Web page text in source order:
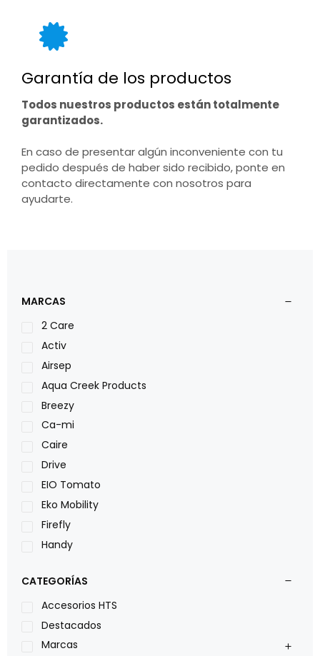
Garantía de los productos
Todos nuestros productos están totalmente
garantizados.
En caso de presentar algún inconveniente con tu
pedido después de haber sido recibido, ponte en
contacto directamente con nosotros para
ayudarte.
MARCAS
2 Care
Activ
Airsep
Aqua Creek Products
Breezy
Ca-mi
Caire
Drive
EIO Tomato
Eko Mobility
Firefly
Handy
Leggero
Lumex
Medical Store
Nidek
CATEGORÍAS
Accesorios HTS
Destacados
Marcas